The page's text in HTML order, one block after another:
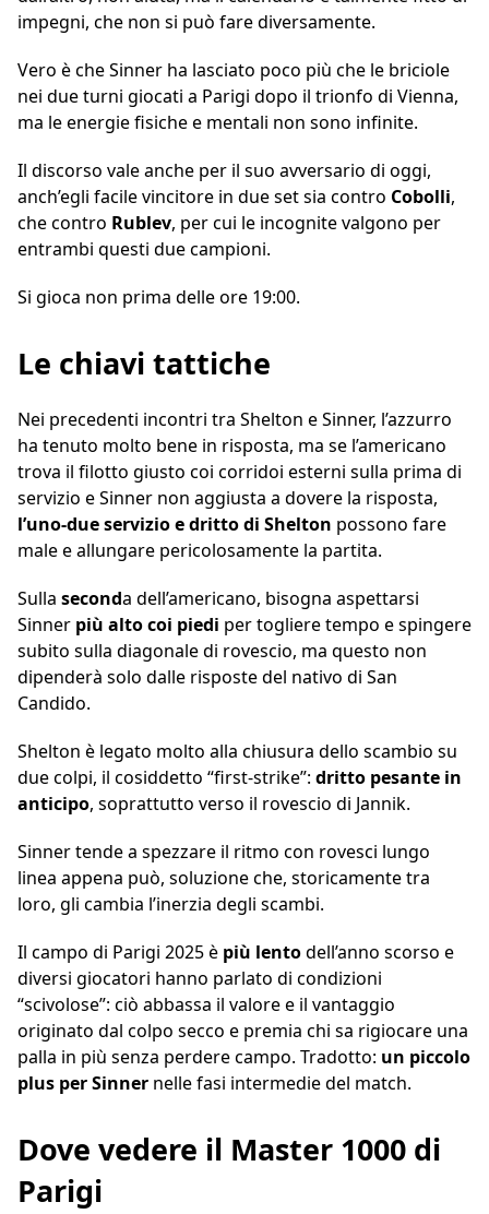
impegni, che non si può fare diversamente.
Vero è che Sinner ha lasciato poco più che le briciole
nei due turni giocati a Parigi dopo il trionfo di Vienna,
ma le energie fisiche e mentali non sono infinite.
Il discorso vale anche per il suo avversario di oggi,
anch’egli facile vincitore in due set sia contro Cobolli,
che contro Rublev, per cui le incognite valgono per
entrambi questi due campioni.
Si gioca non prima delle ore 19:00.
Le chiavi tattiche
Nei precedenti incontri tra Shelton e Sinner, l’azzurro
ha tenuto molto bene in risposta, ma se l’americano
trova il filotto giusto coi corridoi esterni sulla prima di
servizio e Sinner non aggiusta a dovere la risposta,
l’uno-due servizio e dritto di Shelton possono fare
male e allungare pericolosamente la partita.
Sulla seconda dell’americano, bisogna aspettarsi
Sinner più alto coi piedi per togliere tempo e spingere
subito sulla diagonale di rovescio, ma questo non
dipenderà solo dalle risposte del nativo di San
Candido.
Shelton è legato molto alla chiusura dello scambio su
due colpi, il cosiddetto “first-strike”: dritto pesante in
anticipo, soprattutto verso il rovescio di Jannik.
Sinner tende a spezzare il ritmo con rovesci lungo
linea appena può, soluzione che, storicamente tra
loro, gli cambia l’inerzia degli scambi.
Il campo di Parigi 2025 è più lentodell’anno scorso e
diversi giocatori hanno parlato di condizioni
“scivolose”: ciò abbassa il valore e il vantaggio
originato dal colpo secco e premia chi sa rigiocare una
palla in più senza perdere campo. Tradotto: un piccolo
plus per Sinner nelle fasi intermedie del match.
Dove vedere il Master 1000 di
Parigi